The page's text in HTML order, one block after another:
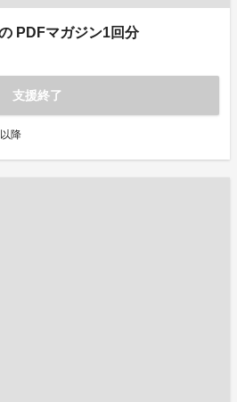
PDFマガジン1回分
支援終了
降